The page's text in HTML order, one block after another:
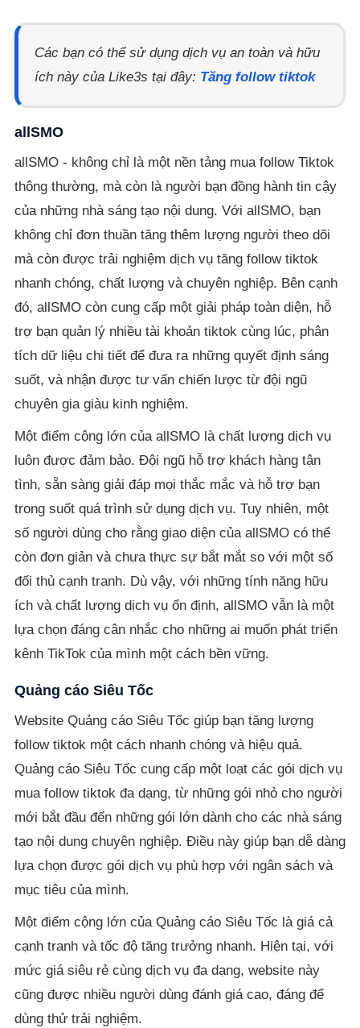
Các bạn có thể sử dụng dịch vụ an toàn và hữu
ích này của Like3s tại đây: Tăng follow tiktok
allSMO
allSMO - không chỉ là một nền tảng mua follow Tiktok
thông thường, mà còn là người bạn đồng hành tin cậy
của những nhà sáng tạo nội dung. Với allSMO, bạn
không chỉ đơn thuần tăng thêm lượng người theo dõi
mà còn được trải nghiệm dịch vụ tăng follow tiktok
nhanh chóng, chất lượng và chuyên nghiệp. Bên cạnh
đó, allSMO còn cung cấp một giải pháp toàn diện, hỗ
trợ bạn quản lý nhiều tài khoản tiktok cùng lúc, phân
tích dữ liệu chi tiết để đưa ra những quyết định sáng
suốt, và nhận được tư vấn chiến lược từ đội ngũ
chuyên gia giàu kinh nghiệm.
Một điểm cộng lớn của allSMO là chất lượng dịch vụ
luôn được đảm bảo. Đội ngũ hỗ trợ khách hàng tận
tình, sẵn sàng giải đáp mọi thắc mắc và hỗ trợ bạn
trong suốt quá trình sử dụng dịch vụ. Tuy nhiên, một
số người dùng cho rằng giao diện của allSMO có thể
còn đơn giản và chưa thực sự bắt mắt so với một số
đối thủ cạnh tranh. Dù vậy, với những tính năng hữu
ích và chất lượng dịch vụ ổn định, allSMO vẫn là một
lựa chọn đáng cân nhắc cho những ai muốn phát triển
kênh TikTok của mình một cách bền vững.
Quảng cáo Siêu Tốc
Website Quảng cáo Siêu Tốc giúp bạn tăng lượng
follow tiktok một cách nhanh chóng và hiệu quả.
Quảng cáo Siêu Tốc cung cấp một loạt các gói dịch vụ
mua follow tiktok đa dạng, từ những gói nhỏ cho người
mới bắt đầu đến những gói lớn dành cho các nhà sáng
tạo nội dung chuyên nghiệp. Điều này giúp bạn dễ dàng
lựa chọn được gói dịch vụ phù hợp với ngân sách và
mục tiêu của mình.
Một điểm cộng lớn của Quảng cáo Siêu Tốc là giá cả
cạnh tranh và tốc độ tăng trưởng nhanh. Hiện tại, với
mức giá siêu rẻ cùng dịch vụ đa dạng, website này
cũng được nhiều người dùng đánh giá cao, đáng để
dùng thử trải nghiệm.